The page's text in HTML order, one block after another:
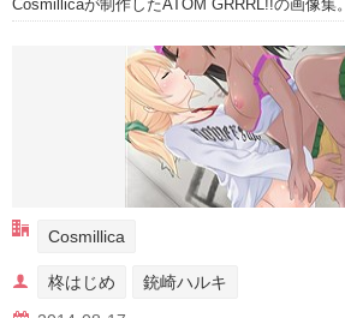
Cosmillicaが制作したATOM GRRRL!!の画像集。
Cosmillica
柊はじめ
銃崎ハルキ